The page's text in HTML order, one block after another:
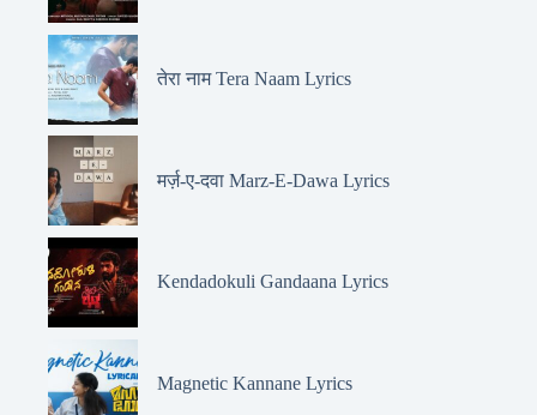
तेरा नाम Tera Naam Lyrics
मर्ज़-ए-दवा Marz-E-Dawa Lyrics
Kendadokuli Gandaana Lyrics
Magnetic Kannane Lyrics